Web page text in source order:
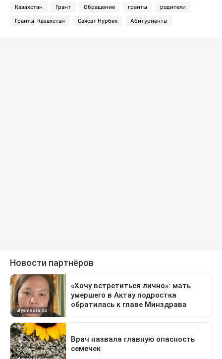
Казахстан Грант Обращение гранты родители
Гранты. Казахстан Саясат Нурбек Абитуриенты